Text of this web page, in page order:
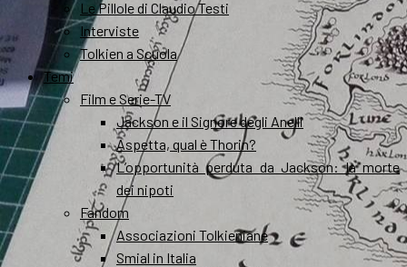
Le Pillole di Claudio Testi
Interviste
Tolkien a Scuola
Temi
Film e Serie-TV
Jackson e il Signore degli Anelli
Aspetta, qual è Thorin?
L’opportunità perduta da Jackson: la morte
dei nipoti
Fandom
Associazioni Tolkieniane
Smial in Italia